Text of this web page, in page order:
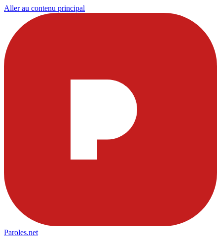
Aller au contenu principal
Paroles.net